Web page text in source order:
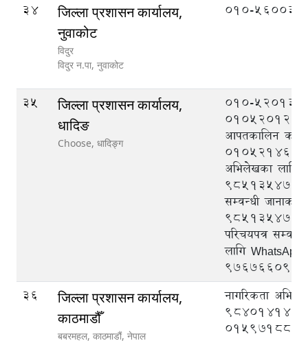
34
जिल्ला प्रशासन कार्यालय,
नुवाकोट
विदुर
विदुर न.पा, नुवाकोट
010-560033
35
जिल्ला प्रशासन कार्यालय,
धादिङ
Choose, धादिङ्ग
010-520133,
010520121,
आपतकालिन
010521464,
अभिलेखका लागि
९८५१३५४७१७,
सम्वन्धी
९८५१३५४७२७,
परिचयपत्र
लागि WhatsApp
९७६७६६०९३३
36
जिल्ला प्रशासन कार्यालय,
काठमाडौँ
बबरमहल, काठमाडौं, नेपाल
नागरिकता
015971880